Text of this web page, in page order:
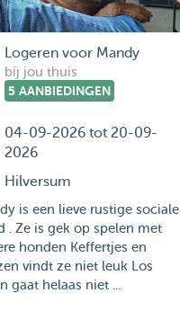
Logeren voor Mandy
bij jou thuis
5 AANBIEDINGEN
04-09-2026 tot 20-09-
2026
Hilversum
is een lieve rustige sociale
. Ze is gek op spelen met
honden Keffertjes en
vindt ze niet leuk Los
gaat helaas niet ...